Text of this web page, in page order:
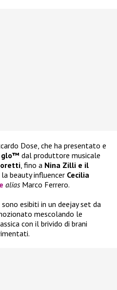
Dose, che ha presentato e
glo™ dal produttore musicale
, fino a Nina Zilli e il
beauty influencer Cecilia
aliasMarco Ferrero.
esibiti in un deejay set da
mescolando le
con il brivido di brani